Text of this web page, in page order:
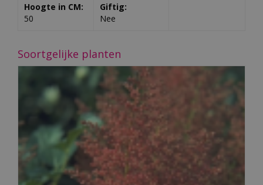
Hoogte in CM:
50
Giftig:
Nee
Soortgelijke planten